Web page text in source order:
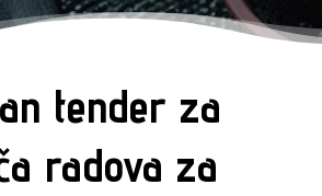
tender za
radova za